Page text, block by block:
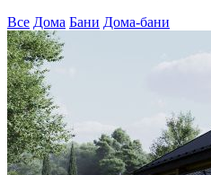
Все Дома Бани Дома-бани